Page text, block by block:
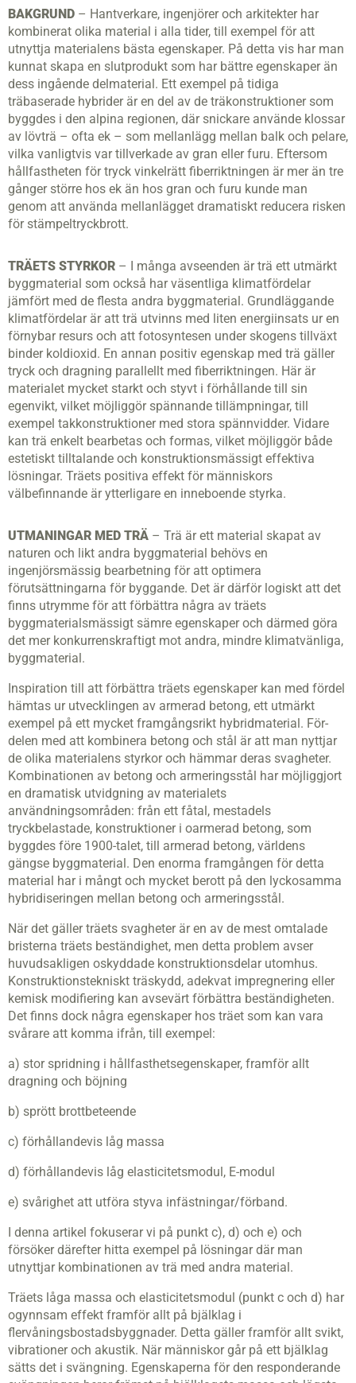
BAKGRUND – Hantverkare, ingenjörer och arkitekter har
kombinerat olika material i alla tider, till exempel för att
utnyttja materialens bästa egenskaper. På detta vis har man
kunnat skapa en slutprodukt som har bättre egenskaper än
dess ingående delmaterial. Ett exempel på tidiga
träbaserade hybrider är en del av de träkonstruktioner som
byggdes i den alpina regionen, där snickare använde klossar
av lövträ – ofta ek – som mellanlägg mellan balk och pelare,
vilka vanligtvis var tillverkade av gran eller furu. Eftersom
hållfastheten för tryck vinkelrätt fiberriktningen är mer än tre
gånger större hos ek än hos gran och furu kunde man
genom att använda mellanlägget dramatiskt reducera risken
för stämpeltryckbrott.
TRÄETS STYRKOR – I många avseenden är trä ett utmärkt
byggmaterial som också har väsentliga klimatfördelar
jämfört med de flesta andra byggmaterial. Grundläggande
klimatfördelar är att trä utvinns med liten energiinsats ur en
förnybar resurs och att fotosyntesen under skogens tillväxt
binder koldioxid. En annan positiv egenskap med trä gäller
tryck och dragning parallellt med fiberriktningen. Här är
materialet mycket starkt och styvt i förhållande till sin
egenvikt, vilket möjliggör spännande tillämpningar, till
exempel takkonstruktioner med stora spännvidder. Vidare
kan trä enkelt bearbetas och formas, vilket möjliggör både
estetiskt tilltalande och konstruktionsmässigt effektiva
lösningar. Träets positiva effekt för människors
välbefinnande är ytterligare en inneboende styrka.
UTMANINGAR MED TRÄ – Trä är ett material skapat av
naturen och likt andra byggmaterial behövs en
ingenjörsmässig bearbetning för att optimera
förutsättningarna för byggande. Det är därför logiskt att det
finns utrymme för att förbättra några av träets
byggmaterialsmässigt sämre egenskaper och därmed göra
det mer konkurrenskraftigt mot andra, mindre klimatvänliga,
byggmaterial.
Inspiration till att förbättra träets egen­skaper kan med fördel
hämtas ur utvecklingen av armerad betong, ett utmärkt
exempel på ett mycket framgångsrikt hybridmaterial. För­
delen med att kombinera betong och stål är att man nyttjar
de olika materialens styrkor och hämmar deras svagheter.
Kombinationen av betong och armeringsstål har möjliggjort
en dramatisk utvidgning av materialets
användningsområden: från ett fåtal, mestadels
tryckbelastade, konstruktioner i oarmerad betong, som
byggdes före 1900-talet, till armerad betong, världens
gängse byggmaterial. Den enorma framgången för detta
material har i mångt och mycket berott på den lyckosamma
hybridiseringen mellan betong och armeringsstål.
När det gäller träets svagheter är en av de mest omtalade
bristerna träets beständighet, men detta problem avser
huvudsakligen oskyddade konstruktionsdelar utomhus.
Konstruktionstekniskt träskydd, adekvat impregnering eller
kemisk modifiering kan avsevärt förbättra beständigheten.
Det finns dock några egenskaper hos träet som kan vara
svårare att komma ifrån, till exempel:
a) stor spridning i hållfasthetsegenskaper, framför allt
dragning och böjning
b) sprött brottbeteende
c) förhållandevis låg massa
d) förhållandevis låg elasticitetsmodul, E-modul
e) svårighet att utföra styva infästningar/förband.
I denna artikel fokuserar vi på punkt c), d) och e) och
försöker därefter hitta exempel på lösningar där man
utnyttjar kombinationen av trä med andra material.
Träets låga massa och elasticitetsmodul (punkt c och d) har
ogynnsam effekt framför allt på bjälklag i
flervåningsbostadsbyggnader. Detta gäller framför allt svikt,
vibrationer och akustik. När människor går på ett bjälk­lag
sätts det i svängning. Egenskaperna för den responderande